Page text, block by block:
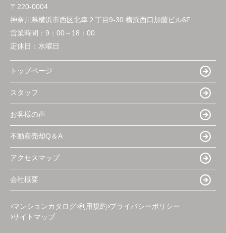
〒220-0004
神奈川県横浜市西区北幸２丁目9-30 横浜西口加藤ビル6F
営業時間： 9：00～18：00
定休日： 水曜日
トップページ
スタッフ
お客様の声
不動産売却Q＆A
アクセスマップ
会社概要
マンションカタログ 利用規約 プライバシーポリシー
サイトマップ